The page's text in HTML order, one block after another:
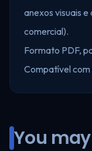
anexos visuais
comercial).
Formato PDF,
Compatível
You